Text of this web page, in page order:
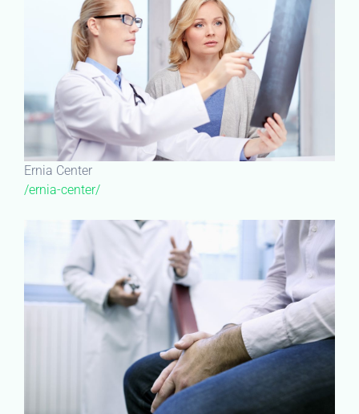
Ernia Center
/ernia-center/